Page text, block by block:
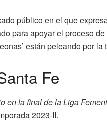
público en el que
para apoyar el proceso
están peleando por la
Fe
en la final de la Liga
2023-II.